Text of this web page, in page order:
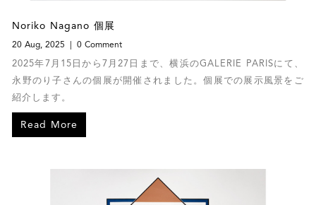
Noriko Nagano 個展
20 Aug, 2025 0 Comment
2025年7月15日から7月27日まで、横浜のGALERIE PARISにて、
永野のり子さんの個展が開催されました。個展での展示風景をご
紹介します。
Read More